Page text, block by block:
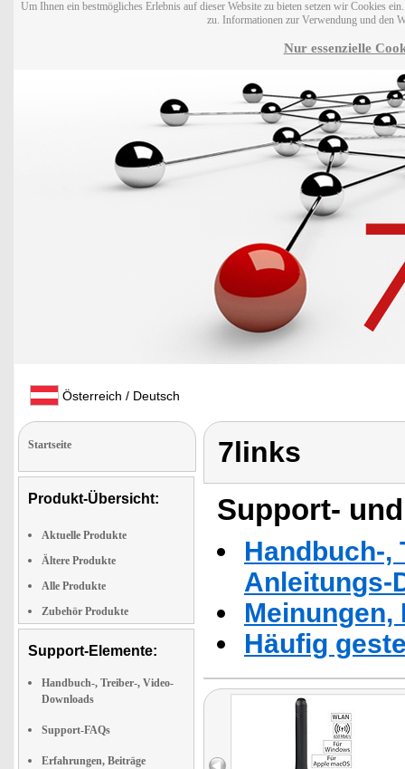
Um Ihnen ein bestmögliches Erlebnis auf dieser Website zu bieten setzen wir Cookies
zu. Informationen zur Verwendung und den
Nur essenzielle
Österreich / Deutsch
Startseite
Produkt-Übersicht:
Aktuelle Produkte
Ältere Produkte
Alle Produkte
Zubehör Produkte
Support-Elemente:
Handbuch-, Treiber-, Video-
Downloads
Support-FAQs
Erfahrungen, Beiträge
7links
Support-
Handbuch-,
Anleitungs-
Häufig